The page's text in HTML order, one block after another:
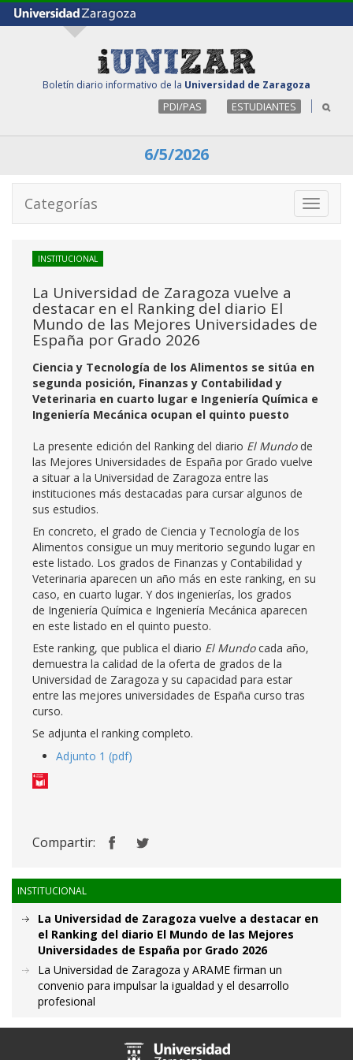
Boletín diario informativo de la Universidad de Zaragoza
PDI/PAS ESTUDIANTES
6/5/2026
Toggle
Categorías
INSTITUCIONAL
La Universidad de Zaragoza vuelve a
destacar en el Ranking del diario El
Mundo de las Mejores Universidades de
España por Grado 2026
Ciencia y Tecnología de los Alimentos se sitúa en
segunda posición, Finanzas y Contabilidad y
Veterinaria en cuarto lugar e Ingeniería Química e
Ingeniería Mecánica ocupan el quinto puesto
La presente edición del Ranking del diario El Mundode
las Mejores Universidades de España por Grado vuelve
a situar a la Universidad de Zaragoza entre las
instituciones más destacadas para cursar algunos de
sus estudios.
En concreto, el grado de Ciencia y Tecnología de los
Alimentos consigue un muy meritorio segundo lugar en
este listado. Los grados de Finanzas y Contabilidad y
Veterinaria aparecen un año más en este ranking, en su
caso, en cuarto lugar. Y dos ingenierías, los grados
de Ingeniería Química e Ingeniería Mecánica aparecen
en este listado en el quinto puesto.
Este ranking, que publica el diario El Mundocada año,
demuestra la calidad de la oferta de grados de la
Universidad de Zaragoza y su capacidad para estar
entre las mejores universidades de España curso tras
curso.
Se adjunta el ranking completo.
Adjunto 1 (pdf)
Compartir:
INSTITUCIONAL
La Universidad de Zaragoza vuelve a destacar en
el Ranking del diario El Mundo de las Mejores
Universidades de España por Grado 2026
La Universidad de Zaragoza y ARAME firman un
convenio para impulsar la igualdad y el desarrollo
profesional